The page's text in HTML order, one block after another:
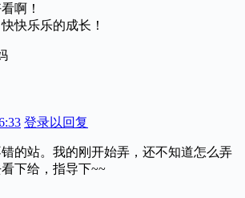
啊！
快乐乐的成长！
登录以回复
的站。我的刚开始弄，还不知道怎么弄
下给，指导下~~